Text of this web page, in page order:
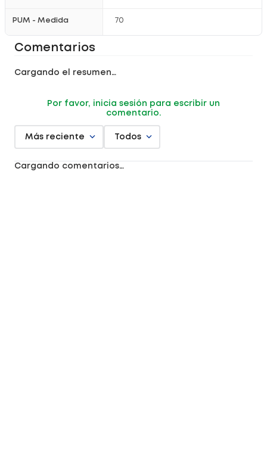
PUM - Medida 70
Comentarios
Cargando el resumen…
Por favor, inicia sesión para escribir un
comentario.
Más reciente Todos
Cargando comentarios…